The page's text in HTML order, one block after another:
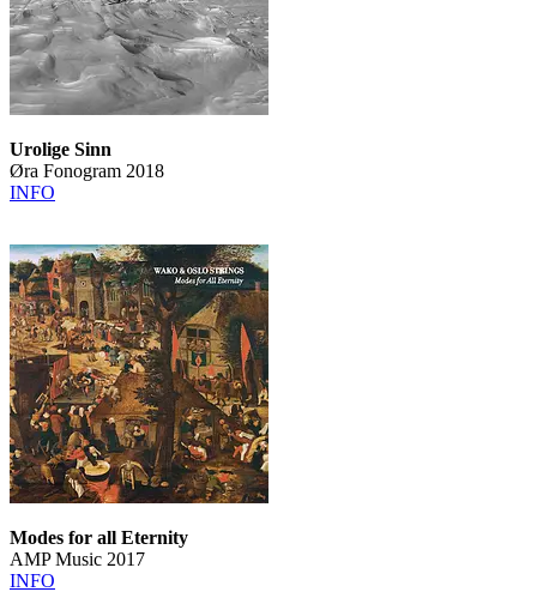
Urolige Sinn
Øra Fonogram 2018
INFO
Modes for all Eternity
AMP Music 2017
INFO